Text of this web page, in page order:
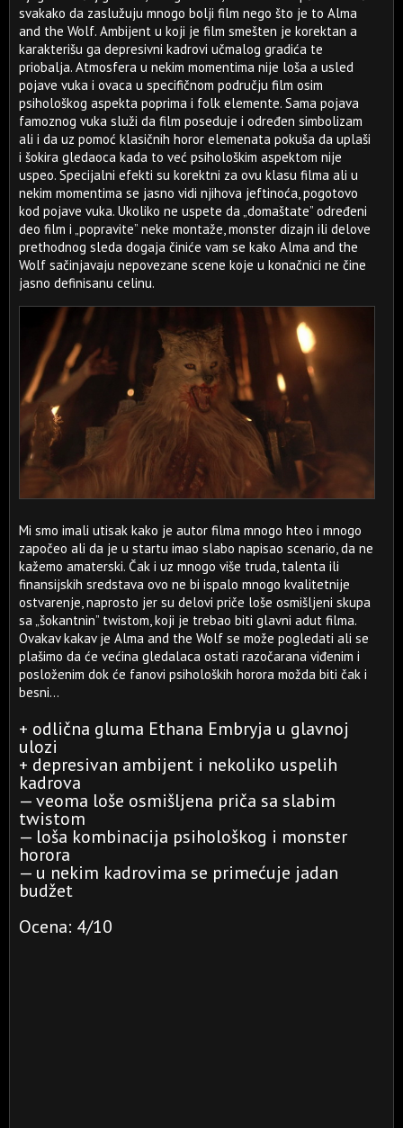
svakako da zaslužuju mnogo bolji film nego što je to Alma
and the Wolf. Ambijent u koji je film smešten je korektan a
karakterišu ga depresivni kadrovi učmalog gradića te
priobalja. Atmosfera u nekim momentima nije loša a usled
pojave vuka i ovaca u specifičnom području film osim
psihološkog aspekta poprima i folk elemente. Sama pojava
famoznog vuka služi da film poseduje i određen simbolizam
ali i da uz pomoć klasičnih horor elemenata pokuša da uplaši
i šokira gledaoca kada to već psihološkim aspektom nije
uspeo. Specijalni efekti su korektni za ovu klasu filma ali u
nekim momentima se jasno vidi njihova jeftinoća, pogotovo
kod pojave vuka. Ukoliko ne uspete da „domaštate” određeni
deo film i „popravite” neke montaže, monster dizajn ili delove
prethodnog sleda dogaja činiće vam se kako Alma and the
Wolf sačinjavaju nepovezane scene koje u konačnici ne čine
jasno definisanu celinu.
Mi smo imali utisak kako je autor filma mnogo hteo i mnogo
započeo ali da je u startu imao slabo napisao scenario, da ne
kažemo amaterski. Čak i uz mnogo više truda, talenta ili
finansijskih sredstava ovo ne bi ispalo mnogo kvalitetnije
ostvarenje, naprosto jer su delovi priče loše osmišljeni skupa
sa „šokantnin” twistom, koji je trebao biti glavni adut filma.
Ovakav kakav je Alma and the Wolf se može pogledati ali se
plašimo da će većina gledalaca ostati razočarana viđenim i
posloženim dok će fanovi psiholoških horora možda biti čak i
besni...
+ odlična gluma Ethana Embryja u glavnoj
ulozi
+ depresivan ambijent i nekoliko uspelih
kadrova
— veoma loše osmišljena priča sa slabim
twistom
— loša kombinacija psihološkog i monster
horora
— u nekim kadrovima se primećuje jadan
budžet
Ocena: 4/10